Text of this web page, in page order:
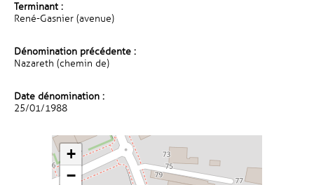
Terminant :
René-Gasnier (avenue)
Dénomination précédente :
Nazareth (chemin de)
Date dénomination :
25/01/1988
+
−